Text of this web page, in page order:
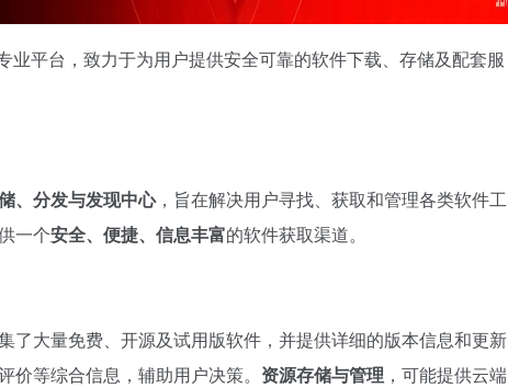
平台，致力于为用户提供安全可靠的软件下载、存储及配套服
、分发与发现中心，旨在解决用户寻找、获取和管理各类软件工
一个安全、便捷、信息丰富的软件获取渠道。
集了大量免费、开源及试用版软件，并提供详细的版本信息和更新
价等综合信息，辅助用户决策。 资源存储与管理 ，可能提供云端